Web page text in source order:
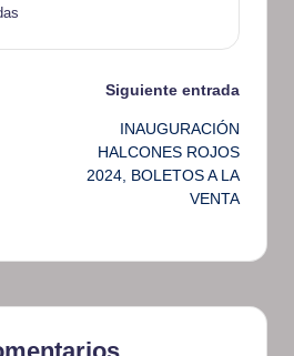
Siguiente entrada
INAUGURACIÓN
HALCONES ROJOS
2024, BOLETOS A LA
VENTA